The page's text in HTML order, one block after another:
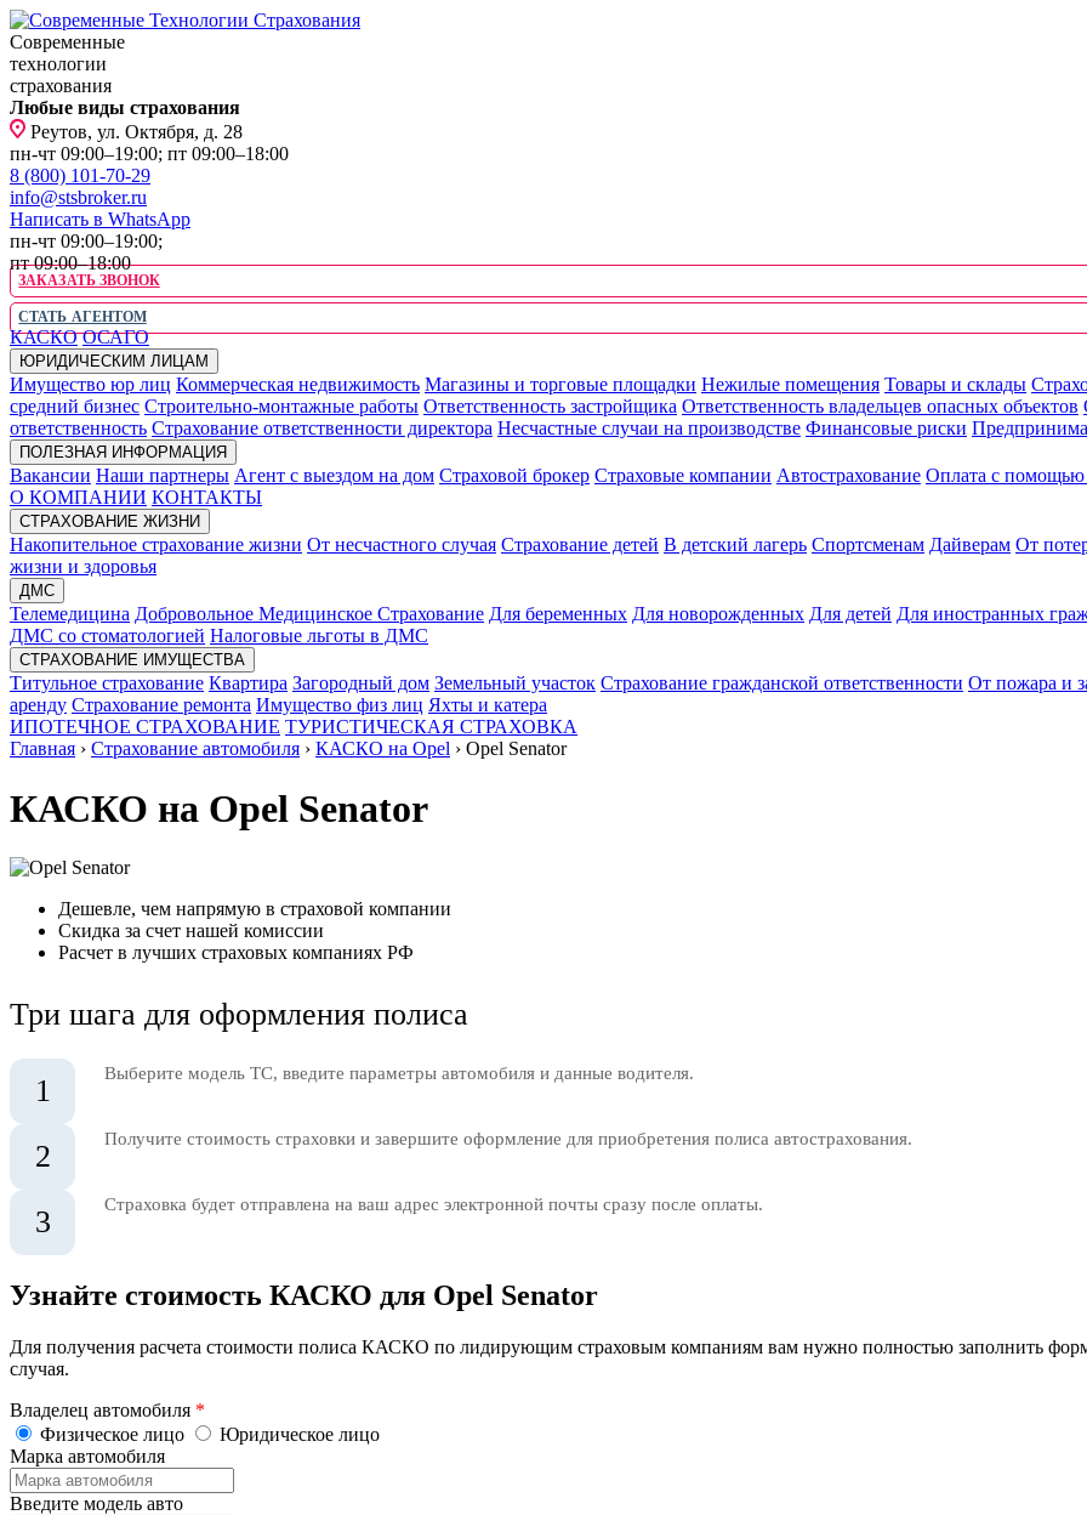
Современные
технологии
страхования
Любые виды страхования
Реутов, ул. Октября, д. 28
пн-чт 09:00–19:00; пт 09:00–18:00
8 (800) 101-70-29
info@stsbroker.ru
Написать в WhatsApp
пн-чт 09:00–19:00;
пт 09:00–18:00
ЗАКАЗАТЬ ЗВОНОК
СТАТЬ АГЕНТОМ
КАСКО ОСАГО
ЮРИДИЧЕСКИМ ЛИЦАМ
Имущество юр лиц Коммерческая недвижимость Магазины и торговые площадки Нежилые помещения Товары и склады
средний бизнес Строительно-монтажные работы Ответственность застройщика Ответственность владельцев опасных объектов
ответственность Страхование ответственности директора Несчастные случаи на производстве Финансовые риски
ПОЛЕЗНАЯ ИНФОРМАЦИЯ
Вакансии Наши партнеры Агент с выездом на дом Страховой брокер Страховые компании Автострахование Оплата с
О КОМПАНИИ КОНТАКТЫ
СТРАХОВАНИЕ ЖИЗНИ
Накопительное страхование жизни От несчастного случая Страхование детей В детский лагерь Спортсменам Дайверам От
жизни и здоровья
ДМС
Телемедицина Добровольное Медицинское Страхование Для беременных Для новорожденных Для детей Для иностранных
ДМС со стоматологией Налоговые льготы в ДМС
СТРАХОВАНИЕ ИМУЩЕСТВА
Титульное страхование Квартира Загородный дом Земельный участок Страхование гражданской ответственности От пожара и
аренду Страхование ремонта Имущество физ лиц Яхты и катера
ИПОТЕЧНОЕ СТРАХОВАНИЕ ТУРИСТИЧЕСКАЯ СТРАХОВКА
Главная › Страхование автомобиля › КАСКО на Opel › Opel Senator
КАСКО на Opel Senator
Дешевле, чем напрямую в страховой компании
Скидка за счет нашей комиссии
Расчет в лучших страховых компаниях РФ
Три шага для оформления полиса
1 Выберите модель ТС, введите параметры автомобиля и данные водителя.
2 Получите стоимость страховки и завершите оформление для приобретения полиса автострахования.
3 Страховка будет отправлена на ваш адрес электронной почты сразу после оплаты.
Узнайте стоимость КАСКО для Opel Senator
Для получения расчета стоимости полиса КАСКО по лидирующим страховым компаниям вам нужно полностью заполнить
случая.
Владелец автомобиля *
Физическое лицо
Юридическое лицо
Марка автомобиля
Введите модель авто